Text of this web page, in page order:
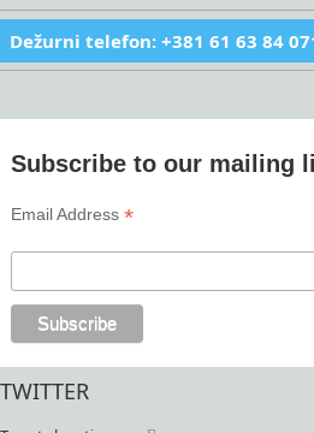
Dežurni telefon: +381 61 63 84
Subscribe to our mailing
Email Address*
TWITTER